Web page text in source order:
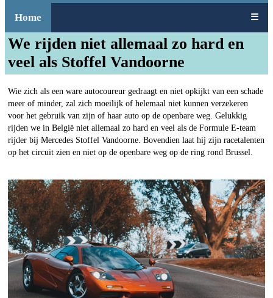
Home ☰
We rijden niet allemaal zo hard en
veel als Stoffel Vandoorne
Wie zich als een ware autocoureur gedraagt en niet opkijkt van een schade
meer of minder, zal zich moeilijk of helemaal niet kunnen verzekeren
voor het gebruik van zijn of haar auto op de openbare weg. Gelukkig
rijden we in België niet allemaal zo hard en veel als de Formule E-team
rijder bij Mercedes Stoffel Vandoorne. Bovendien laat hij zijn racetalenten
op het circuit zien en niet op de openbare weg op de ring rond Brussel.